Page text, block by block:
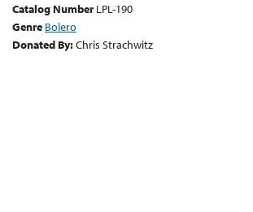
Catalog Number LPL-190
Genre Bolero
Donated By:Chris Strachwitz